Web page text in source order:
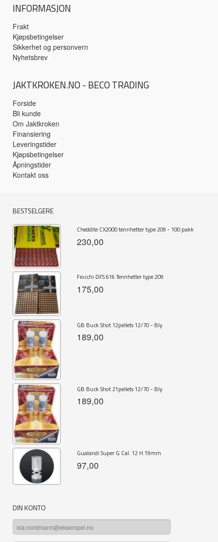
INFORMASJON
Frakt
Kjøpsbetingelser
Sikkerhet og personvern
Nyhetsbrev
JAKTKROKEN.NO - BECO TRADING
Forside
Bli kunde
Om Jaktkroken
Finansiering
Leveringstider
Kjøpsbetingelser
Åpningstider
Kontakt oss
BESTSELGERE
Cheddite CX2000 tennhetter type 209 - 100 pakk
230,00
Fiocchi DFS 616 Tennhetter type 209
175,00
GB Buck Shot 12pellets 12/70 - Bly
189,00
GB Buck Shot 21pellets 12/70 - Bly
189,00
Gualandi Super G Cal. 12 H.19mm
97,00
DIN KONTO